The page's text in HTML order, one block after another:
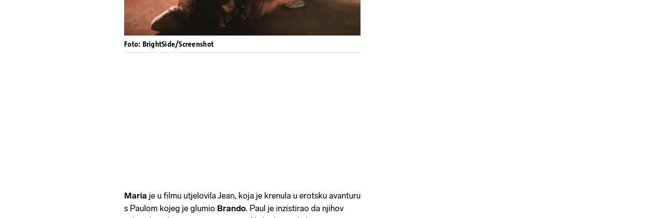
Foto: BrightSide/Screenshot
Maria je u filmu utjelovila Jean, koja je krenula u erotsku avanturu
s Paulom kojeg je glumio Brando. Paul je inzistirao da njihov